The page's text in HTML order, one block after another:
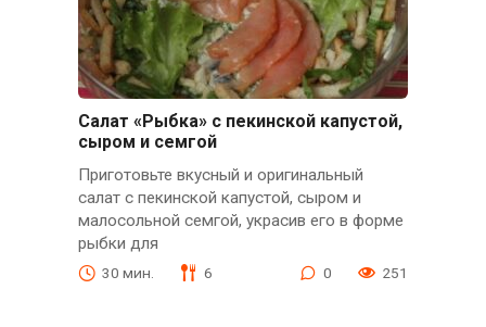
Салат «Рыбка» с пекинской капустой,
сыром и семгой
Приготовьте вкусный и оригинальный
салат с пекинской капустой, сыром и
малосольной семгой, украсив его в форме
рыбки для
30 мин. 6 0 251